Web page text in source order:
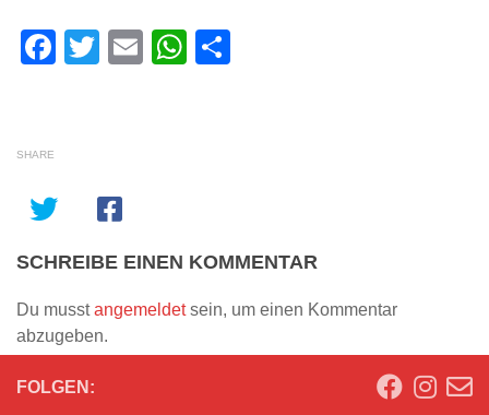
Facebook
Twitter
EmailWhatsApp
SHARE
SCHREIBE EINEN KOMMENTAR
Du musstangemeldetsein, um einen Kommentar
abzugeben.
FOLGEN: